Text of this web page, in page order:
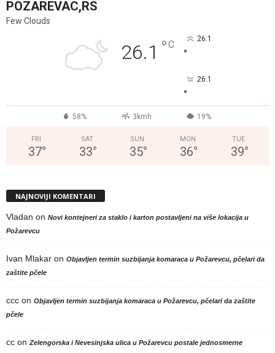
POZAREVAC,RS
Few Clouds
26.1 °C 26.1
°
26.1
°
58% 3kmh 19%
FRI
37°
SAT
33°
SUN
35°
MON
36°
TUE
39°
NAJNOVIJI KOMENTARI
Vladan on Novi kontejneri za staklo i karton postavljeni na više lokacija u
Požarevcu
Ivan Mlakar on Objavljen termin suzbijanja komaraca u Požarevcu, pčelari da
zaštite pčele
ccc on Objavljen termin suzbijanja komaraca u Požarevcu, pčelari da zaštite
pčele
cc on Zelengorska i Nevesinjska ulica u Požarevcu postale jednosmerne